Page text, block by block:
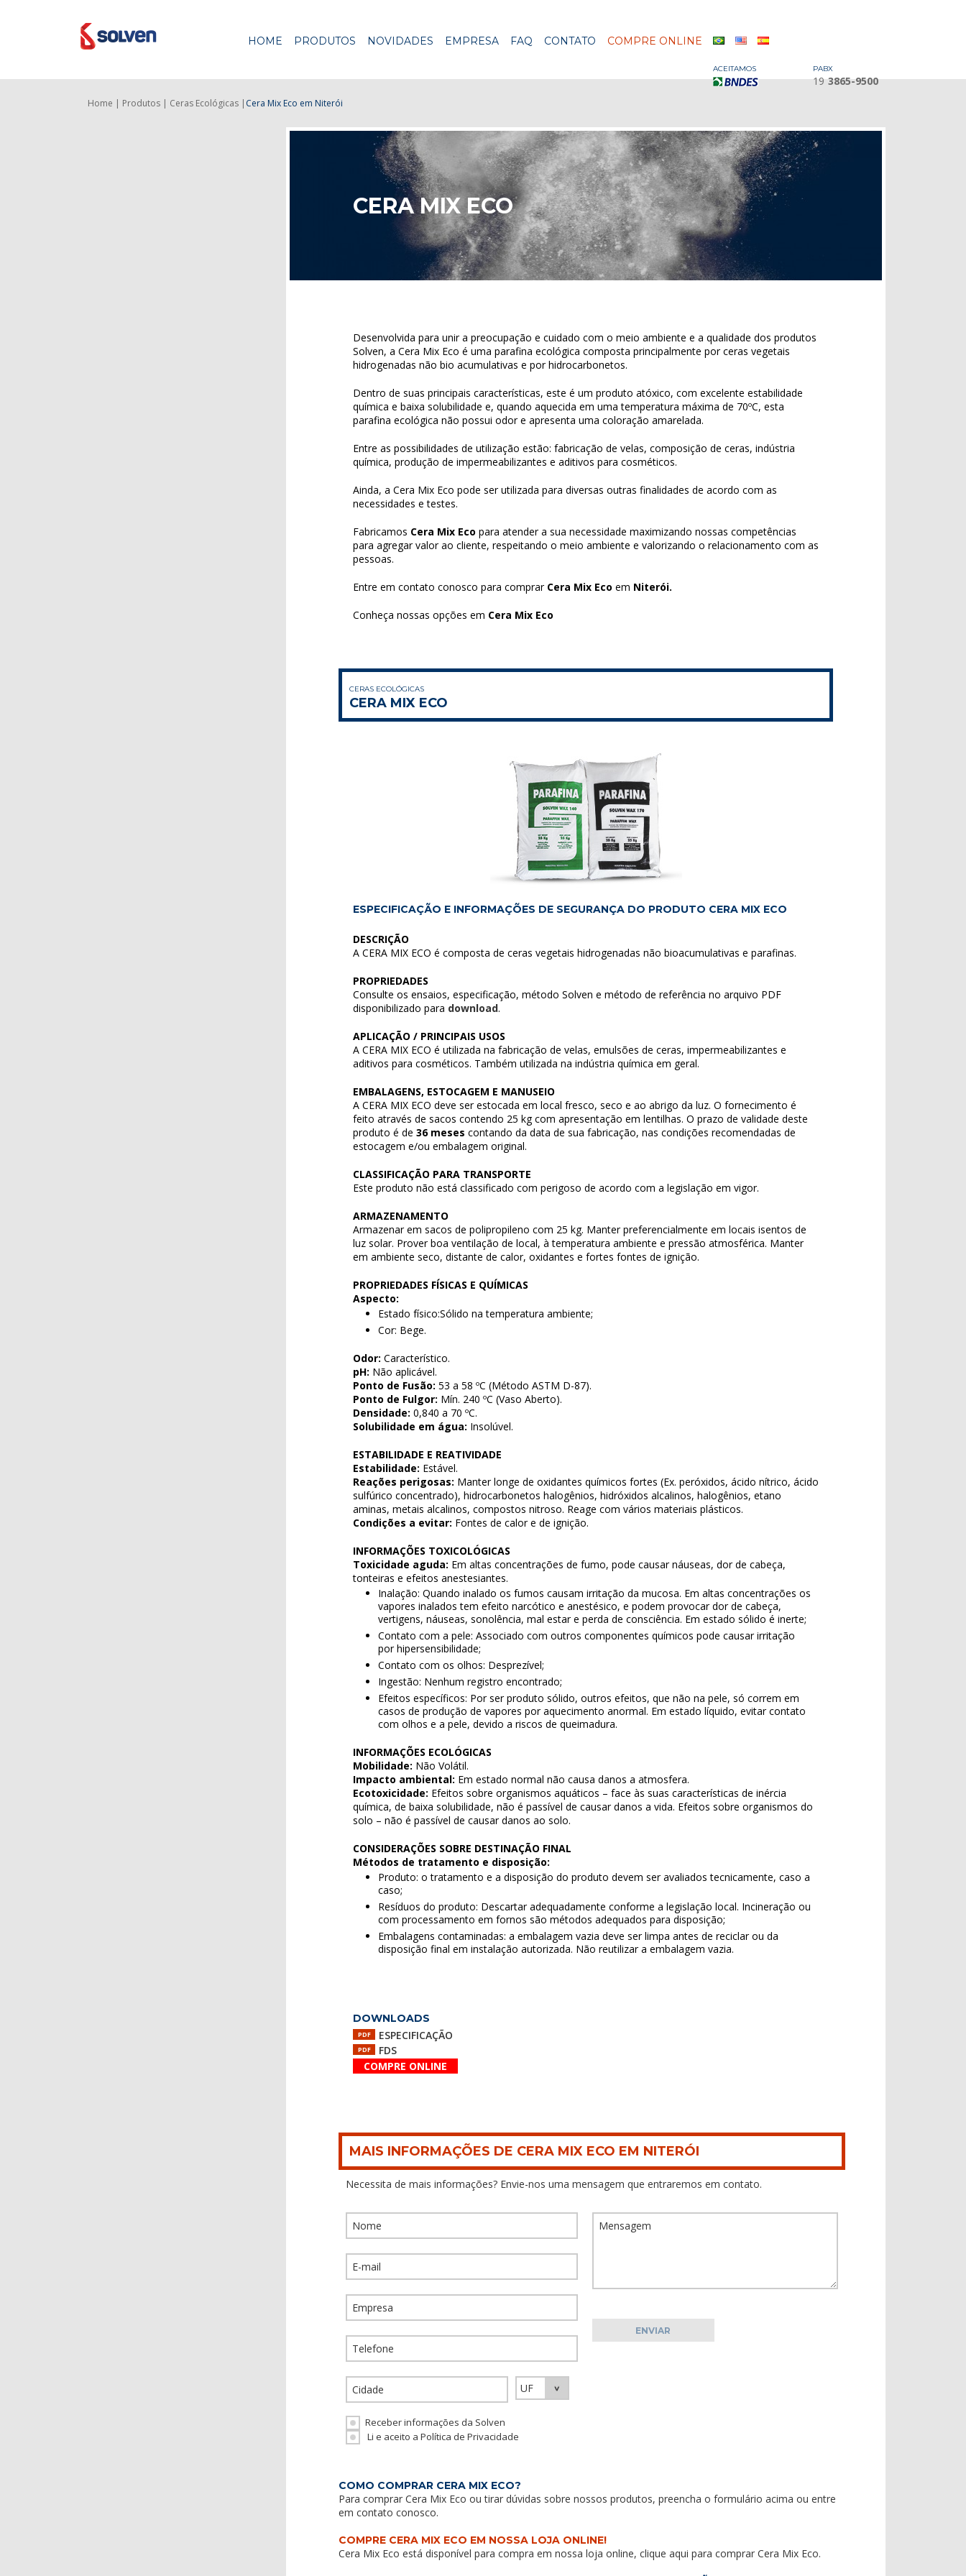
HOME PRODUTOS NOVIDADES EMPRESA FAQ CONTATO COMPRE ONLINE
ACEITAMOS PABX
19 3865-9500
Home | Produtos | Ceras Ecológicas | Cera Mix Eco em Niterói
CERA MIX ECO
Desenvolvida para unir a preocupação e cuidado com o meio ambiente e a qualidade dos produtos
Solven, a Cera Mix Eco é uma parafina ecológica composta principalmente por ceras vegetais
hidrogenadas não bio acumulativas e por hidrocarbonetos.
Dentro de suas principais características, este é um produto atóxico, com excelente estabilidade
química e baixa solubilidade e, quando aquecida em uma temperatura máxima de 70ºC, esta
parafina ecológica não possui odor e apresenta uma coloração amarelada.
Entre as possibilidades de utilização estão: fabricação de velas, composição de ceras, indústria
química, produção de impermeabilizantes e aditivos para cosméticos.
Ainda, a Cera Mix Eco pode ser utilizada para diversas outras finalidades de acordo com as
necessidades e testes.
Fabricamos Cera Mix Eco para atender a sua necessidade maximizando nossas competências
para agregar valor ao cliente, respeitando o meio ambiente e valorizando o relacionamento com as
pessoas.
Entre em contato conosco para comprar Cera Mix Eco em Niterói.
Conheça nossas opções em Cera Mix Eco
CERAS ECOLÓGICAS
CERA MIX ECO
ESPECIFICAÇÃO E INFORMAÇÕES DE SEGURANÇA DO PRODUTO CERA MIX ECO
DESCRIÇÃO
A CERA MIX ECO é composta de ceras vegetais hidrogenadas não bioacumulativas e parafinas.
PROPRIEDADES
Consulte os ensaios, especificação, método Solven e método de referência no arquivo PDF
disponibilizado para download.
APLICAÇÃO / PRINCIPAIS USOS
A CERA MIX ECO é utilizada na fabricação de velas, emulsões de ceras, impermeabilizantes e
aditivos para cosméticos. Também utilizada na indústria química em geral.
EMBALAGENS, ESTOCAGEM E MANUSEIO
A CERA MIX ECO deve ser estocada em local fresco, seco e ao abrigo da luz. O fornecimento é
feito através de sacos contendo 25 kg com apresentação em lentilhas. O prazo de validade deste
produto é de 36 meses contando da data de sua fabricação, nas condições recomendadas de
estocagem e/ou embalagem original.
CLASSIFICAÇÃO PARA TRANSPORTE
Este produto não está classificado com perigoso de acordo com a legislação em vigor.
ARMAZENAMENTO
Armazenar em sacos de polipropileno com 25 kg. Manter preferencialmente em locais isentos de
luz solar. Prover boa ventilação de local, à temperatura ambiente e pressão atmosférica. Manter
em ambiente seco, distante de calor, oxidantes e fortes fontes de ignição.
PROPRIEDADES FÍSICAS E QUÍMICAS
Aspecto:
Estado físico:Sólido na temperatura ambiente;
Cor: Bege.
Odor: Característico.
pH: Não aplicável.
Ponto de Fusão: 53 a 58 ºC (Método ASTM D-87).
Ponto de Fulgor: Mín. 240 ºC (Vaso Aberto).
Densidade: 0,840 a 70 ºC.
Solubilidade em água: Insolúvel.
ESTABILIDADE E REATIVIDADE
Estabilidade: Estável.
Reações perigosas: Manter longe de oxidantes químicos fortes (Ex. peróxidos, ácido nítrico, ácido
sulfúrico concentrado), hidrocarbonetos halogênios, hidróxidos alcalinos, halogênios, etano
aminas, metais alcalinos, compostos nitroso. Reage com vários materiais plásticos.
Condições a evitar: Fontes de calor e de ignição.
INFORMAÇÕES TOXICOLÓGICAS
Toxicidade aguda: Em altas concentrações de fumo, pode causar náuseas, dor de cabeça,
tonteiras e efeitos anestesiantes.
Inalação: Quando inalado os fumos causam irritação da mucosa. Em altas concentrações os
vapores inalados tem efeito narcótico e anestésico, e podem provocar dor de cabeça,
vertigens, náuseas, sonolência, mal estar e perda de consciência. Em estado sólido é inerte;
Contato com a pele: Associado com outros componentes químicos pode causar irritação
por hipersensibilidade;
Contato com os olhos: Desprezível;
Ingestão: Nenhum registro encontrado;
Efeitos específicos: Por ser produto sólido, outros efeitos, que não na pele, só correm em
casos de produção de vapores por aquecimento anormal. Em estado líquido, evitar contato
com olhos e a pele, devido a riscos de queimadura.
INFORMAÇÕES ECOLÓGICAS
Mobilidade: Não Volátil.
Impacto ambiental: Em estado normal não causa danos a atmosfera.
Ecotoxicidade: Efeitos sobre organismos aquáticos – face às suas características de inércia
química, de baixa solubilidade, não é passível de causar danos a vida. Efeitos sobre organismos do
solo – não é passível de causar danos ao solo.
CONSIDERAÇÕES SOBRE DESTINAÇÃO FINAL
Métodos de tratamento e disposição:
Produto: o tratamento e a disposição do produto devem ser avaliados tecnicamente, caso a
caso;
Resíduos do produto: Descartar adequadamente conforme a legislação local. Incineração ou
com processamento em fornos são métodos adequados para disposição;
Embalagens contaminadas: a embalagem vazia deve ser limpa antes de reciclar ou da
disposição final em instalação autorizada. Não reutilizar a embalagem vazia.
DOWNLOADS
PDF ESPECIFICAÇÃO
PDF
FDS
COMPRE ONLINE
MAIS INFORMAÇÕES DE CERA MIX ECO EM NITERÓI
Necessita de mais informações? Envie-nos uma mensagem que entraremos em contato.
Receber informações da Solven
Li e aceito a Política de Privacidade
COMO COMPRAR CERA MIX ECO?
Para comprar Cera Mix Eco ou tirar dúvidas sobre nossos produtos, preencha o formulário acima ou entre
em contato conosco.
COMPRE CERA MIX ECO EM NOSSA LOJA ONLINE!
Cera Mix Eco está disponível para compra em nossa loja online, clique aqui para comprar Cera Mix Eco.